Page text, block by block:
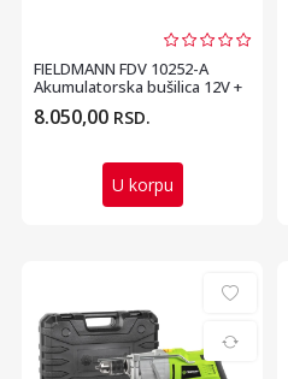
FIELDMANN FDV 10252-A
Akumulatorska bušilica 12V +
pribor (13 delo...
8.050,00 RSD.
U korpu